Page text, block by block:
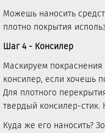
Можешь наносить
плотно покрытия
Шаг 4 - Консилер
Маскируем
консилер, если хочешь
Для плотного
твердый консилер-стик.
Куда же его наносить?